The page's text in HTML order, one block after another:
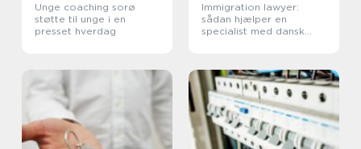
Unge coaching sorø
støtte til unge i en
presset hverdag
Immigration lawyer:
sådan hjælper en
specialist med dansk